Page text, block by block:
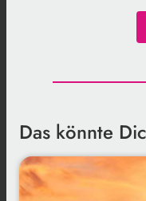
Das könnte